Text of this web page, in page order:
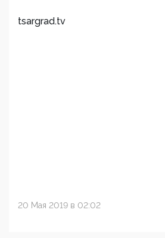
tsargrad.tv
20 Мая 2019 в 02:02